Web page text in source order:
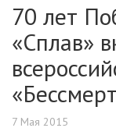
70 лет
«Сплав»
7 Мая 2015